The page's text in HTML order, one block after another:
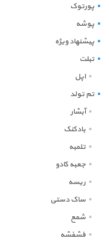
پورتوک
پوشه
پیشنهاد ویژه
تبلت
اپل
تم تولد
آبشار
بادکنک
تلمبه
جعبه کادو
ریسه
ساک دستی
شمع
فشفشه